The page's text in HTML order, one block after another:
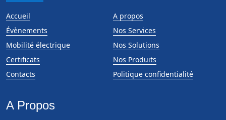
Accueil
A propos
Évènements
Nos Services
Mobilité électrique
Nos Solutions
Certificats
Nos Produits
Contacts
Politique confidentialité
A Propos